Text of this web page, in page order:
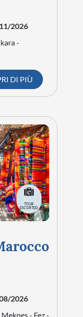
2026
-
DI PIÙ
TOUR
ESCORTED
2026
- Fez -